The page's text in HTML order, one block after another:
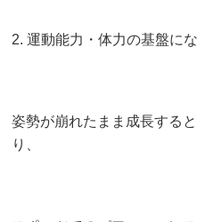
2. 運動能力・体力の基盤に
姿勢が崩れたまま成長する
り、